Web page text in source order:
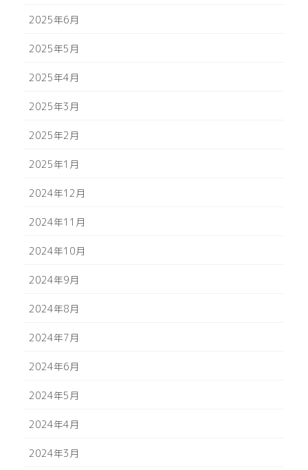
2025年6月
2025年5月
2025年4月
2025年3月
2025年2月
2025年1月
2024年12月
2024年11月
2024年10月
2024年9月
2024年8月
2024年7月
2024年6月
2024年5月
2024年4月
2024年3月